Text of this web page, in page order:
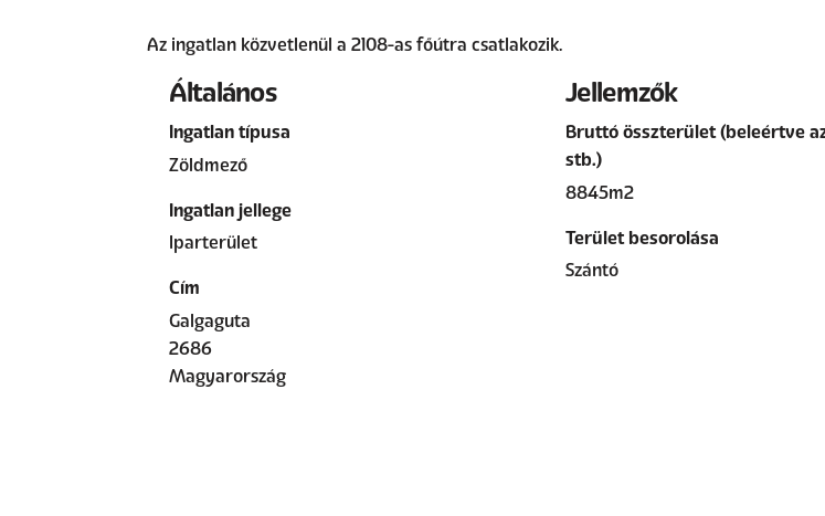
Az ingatlan közvetlenül a 2108-as főútra csatlakozik.
Általános
Ingatlan típusa
Zöldmező
Ingatlan jellege
Iparterület
Cím
Galgaguta
2686
Magyarország
Jellemzők
Bruttó összterület (beleértve
stb.)
8845m2
Terület besorolása
Szántó